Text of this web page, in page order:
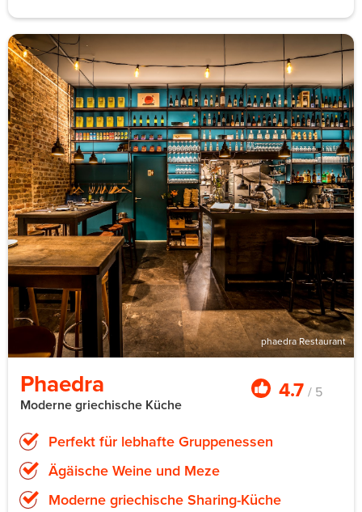
phaedra Restaurant
Phaedra
Moderne griechische Küche
4.7 / 5
Perfekt für lebhafte Gruppenessen
Ägäische Weine und Meze
Moderne griechische Sharing-Küche